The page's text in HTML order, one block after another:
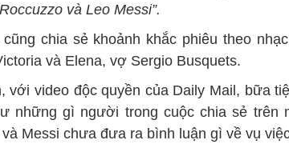
và Leo Messi”.
cũng chia sẻ khoảnh khắc phiêu theo
và Elena, vợ Sergio Busquets.
với video độc quyền của Daily Mail, bữa
những gì người trong cuộc chia sẻ trên
Messi chưa đưa ra bình luận gì về vụ